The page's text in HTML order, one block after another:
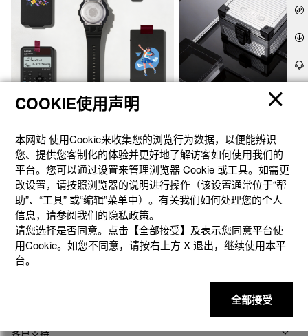
客户支持
COOKIE使用声明
本网站 使⽤Cookie来收集您的浏览⾏为数据，以便能辨识
您、提供您客制化的体验并更好地了解访客如何使⽤我们的
平台。您可以通过设置来管理浏览器 Cookie 或⼯具。如需更
改设置，请按照浏览器的说明进⾏操作（该设置通常位于“帮
助”、“⼯具” 或“编辑”菜单中）。有关我们如何处理您的个⼈
信息，请参阅我们的隐私政策。
请您选择是否同意。点击【全部接受】及表示您同意平台使
用Cookie。如您不同意，请按右上⽅ X 退出，继续使⽤本平
台。
全部接受